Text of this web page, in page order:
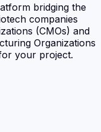
bridging the
companies
(CMOs) and
Organizations
your project.